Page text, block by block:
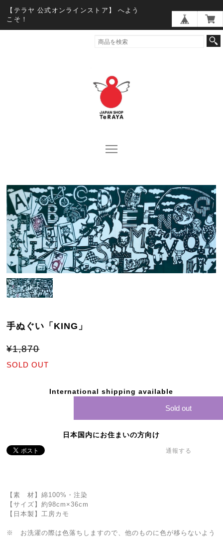
【テラヤ 公式オンラインストア】 へよう
こそ！
手ぬぐい「KING」
¥1,870
SOLD OUT
International shipping available
Sold out
日本国内にお住まいの方向け
通報する
【素 材】綿100%・注染
【サイズ】約98cm×36cm
【日本製】工房カモ
※ お洗濯の際は色落ちしますので、他のものに色が移らないよう